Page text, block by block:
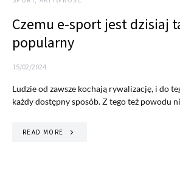
Czemu e-sport jest dzisiaj
popularny
15/02/2024
Ludzie od zawsze kochają rywalizację, i do
każdy dostępny sposób. Z tego też powodu
READ MORE